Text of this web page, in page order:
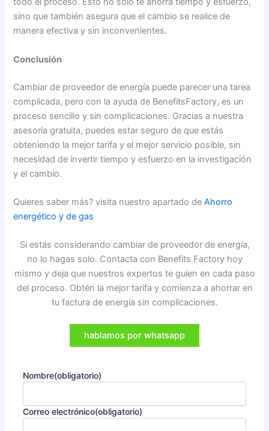
sino que también asegura que el cambio se realice de
manera efectiva y sin inconvenientes.
Conclusión
Cambiar de proveedor de energía puede parecer una tarea
complicada, pero con la ayuda de BenefitsFactory, es un
proceso sencillo y sin complicaciones. Gracias a nuestra
asesoría gratuita, puedes estar seguro de que estás
obteniendo la mejor tarifa y el mejor servicio posible, sin
necesidad de invertir tiempo y esfuerzo en la investigación
y el cambio.
Quieres saber más? visita nuestro apartado deAhorro
energético y de gas
Si estás considerando cambiar de proveedor de energía,
no lo hagas solo. Contacta con Benefits Factory hoy
mismo y deja que nuestros expertos te guíen en cada paso
del proceso. Obtén la mejor tarifa y comienza a ahorrar en
tu factura de energía sin complicaciones.
hablamos por whatsapp
Nombre(obligatorio)
Correo electrónico(obligatorio)